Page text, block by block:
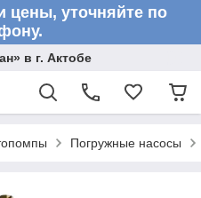
цены, уточняйте по
в г. Актобе
Погружные насосы